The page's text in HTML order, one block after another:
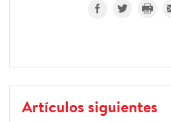
Artículos siguientes